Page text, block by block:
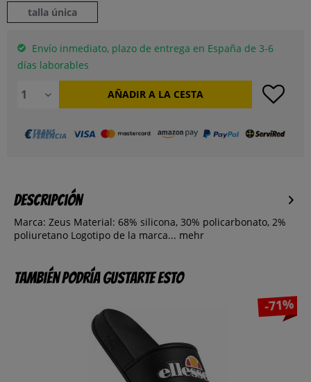
talla única
Envío inmediato, plazo de entrega en España de 3-6
días laborables
AÑADIR A LA CESTA
Descripción
Marca: Zeus Material: 68% silicona, 30% policarbonato, 2%
poliuretano Logotipo de la marca... mehr
También podría gustarte esto
-71%